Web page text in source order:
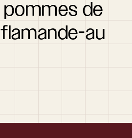
pommes de
flamande-au